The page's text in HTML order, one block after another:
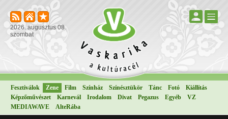
2026. augusztus 08.
szombat
Fesztiválok Zene Film Színház Színésztükör Tánc Fotó
Kiállítás
Képzőművészet
Karnevál Irodalom Divat Pegazus Egyéb
VZ
MEDIAWAVE
AlteRába